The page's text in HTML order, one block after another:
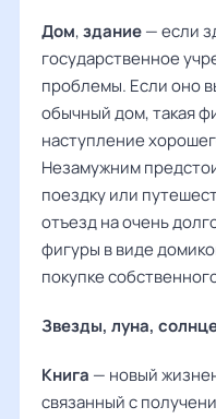
Дом,здание— если
государственное
проблемы. Если оно
обычный дом, такая
наступление
Незамужним
поездку или
отъезд на очень
фигуры в виде
покупке
Звезды, луна,
Книга — новый
связанный с